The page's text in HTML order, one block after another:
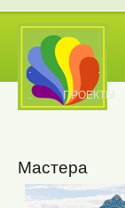
. . .
. ПРОЕКТЫ
Мастера